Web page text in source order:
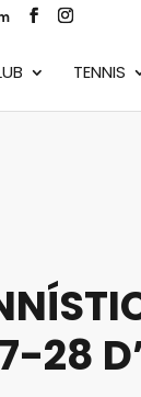
TENNIS
28